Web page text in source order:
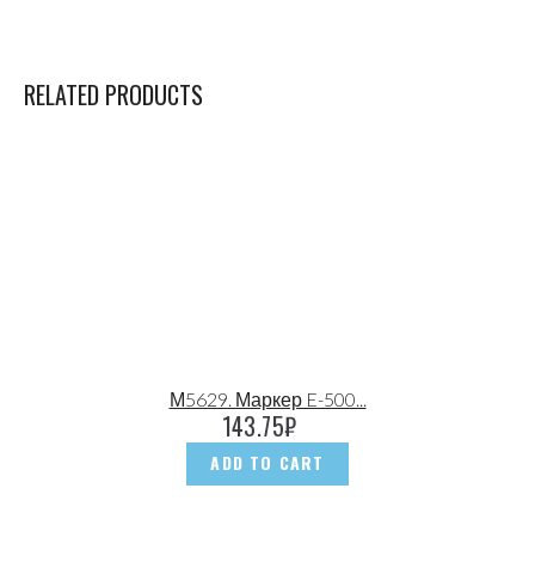
RELATED PRODUCTS
М5629. Маркер E-500...
143.75₽
ADD TO CART